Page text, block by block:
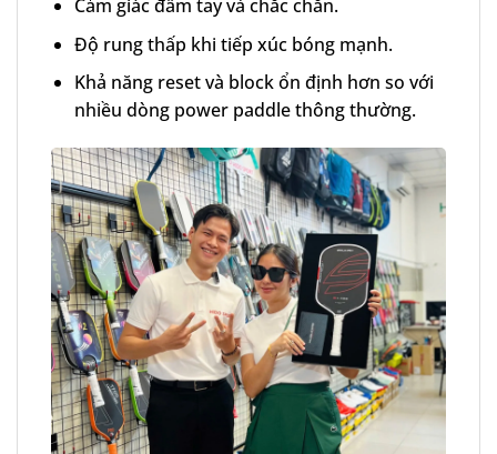
Cảm giác đầm tay và chắc chắn.
Độ rung thấp khi tiếp xúc bóng mạnh.
Khả năng reset và block ổn định hơn so với
nhiều dòng power paddle thông thường.